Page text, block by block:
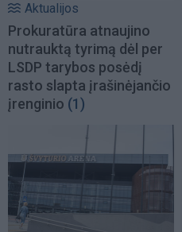
Aktualijos
Prokuratūra atnaujino
nutrauktą tyrimą dėl per
LSDP tarybos posėdį
rasto slapta įrašinėjančio
įrenginio (1)